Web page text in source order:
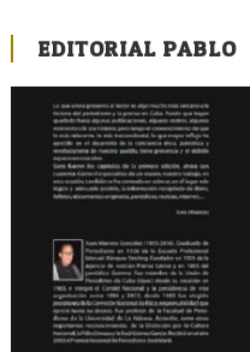
EDITORIAL PABLO